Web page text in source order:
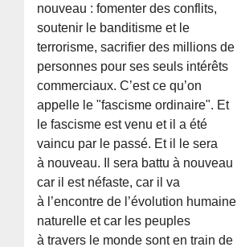
nouveau : fomenter des conflits,
soutenir le banditisme et le
terrorisme, sacrifier des millions de
personnes pour ses seuls intérêts
commerciaux. C’est ce qu’on
appelle le "fascisme ordinaire". Et
le fascisme est venu et il a été
vaincu par le passé. Et il le sera
à nouveau. Il sera battu à nouveau
car il est néfaste, car il va
à l’encontre de l’évolution humaine
naturelle et car les peuples
à travers le monde sont en train de